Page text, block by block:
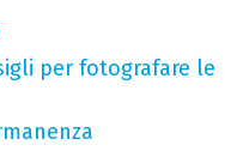
per fotografare le